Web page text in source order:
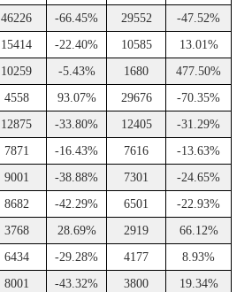
46226 -66.45% 29552
-47.52%
15414 -22.40% 10585
13.01%
10259 -5.43% 1680
477.50%
4558 93.07% 29676
-70.35%
12875 -33.80% 12405
-31.29%
7871 -16.43% 7616
-13.63%
9001 -38.88% 7301
-24.65%
8682 -42.29% 6501
-22.93%
3768 28.69% 2919
66.12%
6434 -29.28% 4177
8.93%
8001 -43.32% 3800
19.34%